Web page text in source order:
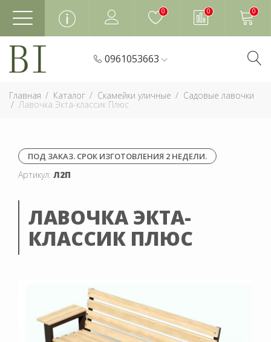
0 0 0
0961053663
Главная Каталог Скамейки уличные Садовые лавочки
Лавочка Экта-классик Плюс
ПОД ЗАКАЗ. СРОК ИЗГОТОВЛЕНИЯ 2 НЕДЕЛИ.
Артикул: Л2П
ЛАВОЧКА ЭКТА-
КЛАССИК ПЛЮС